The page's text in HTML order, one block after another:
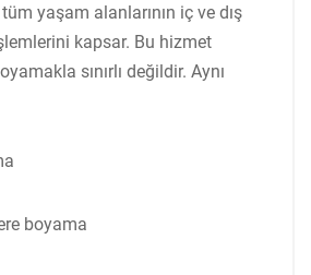
yaşam alanlarının iç ve dış
kapsar. Bu hizmet
sınırlı değildir. Aynı
boyama